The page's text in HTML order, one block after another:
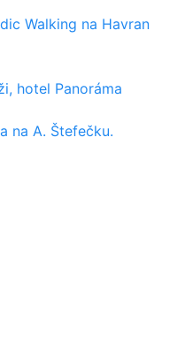
Walking na Havran
hotel Panoráma
na A. Štefečku.